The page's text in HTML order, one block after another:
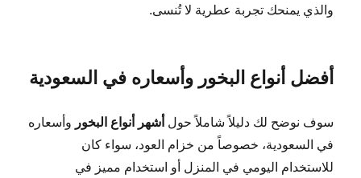
والذي يمنحك تجربة عطرية لا تُنسى.
أفضل أنواع البخور وأسعاره في السعودية
سوف نوضح لك دليلاً شاملاً حول أشهر أنواع البخور وأسعاره
في السعودية، خصوصاً من خزام العود، سواء كان
للاستخدام اليومي في المنزل أو استخدام مميز في